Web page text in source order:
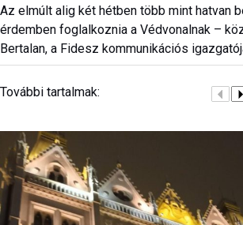
Az elmúlt alig két hétben több mint hatvan
érdemben foglalkoznia a Védvonalnak –
Bertalan, a Fidesz kommunikációs
További tartalmak: